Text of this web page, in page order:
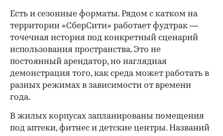
Есть и сезонные форматы. Рядом с катком на
территории «СберСити» работает фудтрак —
точечная история под конкретный сценарий
использования пространства. Это не
постоянный арендатор, но наглядная
демонстрация того, как среда может работать в
разных режимах в зависимости от времени
года.
В жилых корпусах запланированы помещения
под аптеки, фитнес и детские центры. Названий